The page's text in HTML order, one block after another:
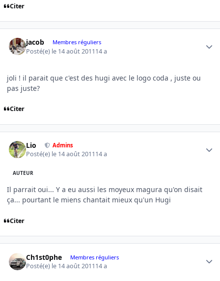
Citer
jacob Membres réguliers
Posté(e) le 14 août 201114 a
joli ! il parait que c'est des hugi avec le logo coda , juste ou
pas juste?
Citer
Lio Admins
Posté(e) le 14 août 201114 a
AUTEUR
Il parrait oui... Y a eu aussi les moyeux magura qu'on disait
ça... pourtant le miens chantait mieux qu'un Hugi
Citer
Ch1st0phe Membres réguliers
Posté(e) le 14 août 201114 a